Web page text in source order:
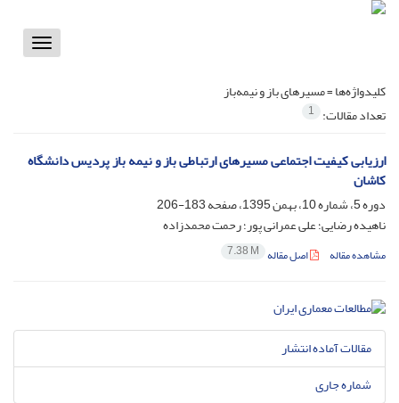
Toggle
کلیدواژه‌ها =مسیر‌های باز و نیمه‌باز
تعداد مقالات: 1
ارزیابی کیفیت اجتماعی مسیرهای ارتباطی باز و نیمه باز پردیس دانشگاه
کاشان
دوره 5، شماره 10، بهمن 1395، صفحه
183-206
ناهیده رضایی؛ علی عمرانی پور؛ رحمت محمدزاده
مشاهده مقاله اصل مقاله 7.38 M
مقالات آماده انتشار
شماره جاری